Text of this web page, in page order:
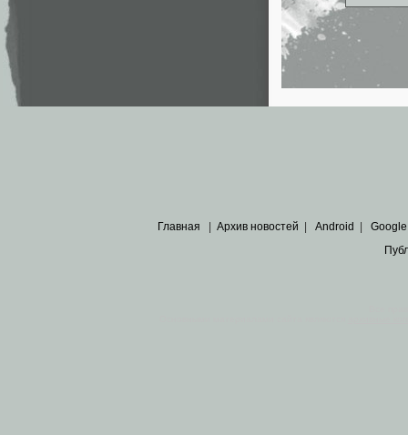
Главная | Архив новостей | Android | Google